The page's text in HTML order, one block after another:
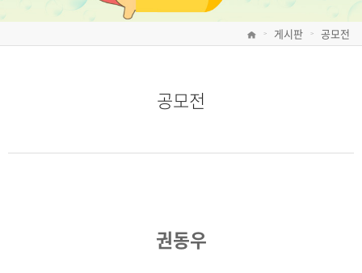
> 게시판 > 공모전
공모전
권동우